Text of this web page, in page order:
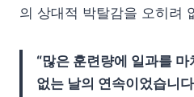
의 상대적 박탈감을 오히려
“많은 훈련량에 일과를
없는 날의 연속이었습니